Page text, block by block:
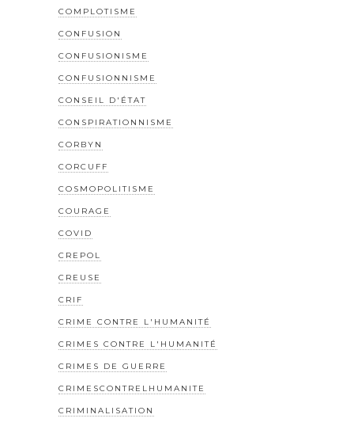
COMPLOTISME
CONFUSION
CONFUSIONISME
CONFUSIONNISME
CONSEIL D'ÉTAT
CONSPIRATIONNISME
CORBYN
CORCUFF
COSMOPOLITISME
COURAGE
COVID
CREPOL
CREUSE
CRIF
CRIME CONTRE L'HUMANITÉ
CRIMES CONTRE L'HUMANITÉ
CRIMES DE GUERRE
CRIMESCONTRELHUMANITE
CRIMINALISATION